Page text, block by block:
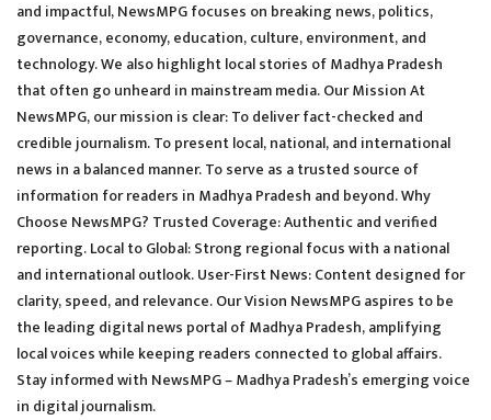
and impactful, NewsMPG focuses on breaking news, politics,
governance, economy, education, culture, environment, and
technology. We also highlight local stories of Madhya Pradesh
that often go unheard in mainstream media. Our Mission At
NewsMPG, our mission is clear: To deliver fact-checked and
credible journalism. To present local, national, and international
news in a balanced manner. To serve as a trusted source of
information for readers in Madhya Pradesh and beyond. Why
Choose NewsMPG? Trusted Coverage: Authentic and verified
reporting. Local to Global: Strong regional focus with a national
and international outlook. User-First News: Content designed for
clarity, speed, and relevance. Our Vision NewsMPG aspires to be
the leading digital news portal of Madhya Pradesh, amplifying
local voices while keeping readers connected to global affairs.
Stay informed with NewsMPG – Madhya Pradesh’s emerging voice
in digital journalism.